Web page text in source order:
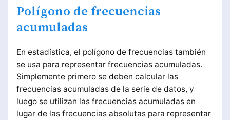
Polígono de frecuencias
acumuladas
En estadística, el polígono de frecuencias también
se usa para representar frecuencias acumuladas.
Simplemente primero se deben calcular las
frecuencias acumuladas de la serie de datos, y
luego se utilizan las frecuencias acumuladas en
lugar de las frecuencias absolutas para representar